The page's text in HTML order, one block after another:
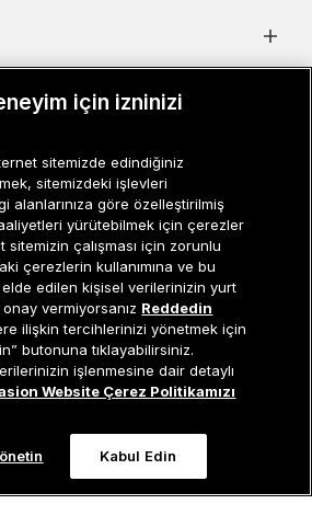
Tükendi
800 01 20
PERAKENDE markasıdır. © Eren Holding
için izninizi
sitemizde edindiğiniz
sitemizdeki işlevleri
alanlarınıza göre özelleştirilmiş
yürütebilmek için çerezler
sitemizin çalışması için zorunlu
çerezlerin kullanımına ve bu
elde edilen kişisel verilerinizin yurt
onay vermiyorsanız Reddedin
ilişkin tercihlerinizi yönetmek için
butonuna tıklayabilirsiniz.
işlenmesine dair detaylı
Website Çerez Politikamızı
Kabul Edin